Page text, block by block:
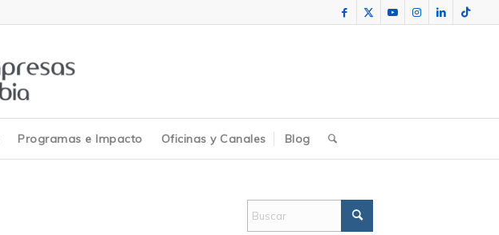
Programas e Impacto Oficinas y Canales Blog